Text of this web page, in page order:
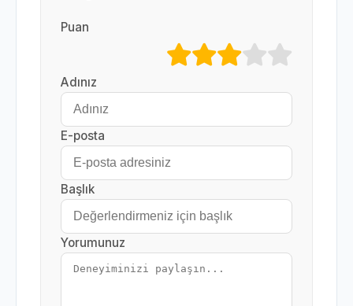
Puan
Adınız
E-posta
Başlık
Yorumunuz